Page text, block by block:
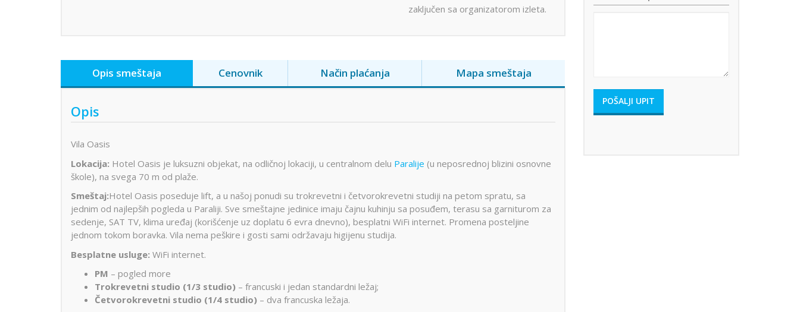
zaključen sa organizatorom izleta.
Opis smeštaja Cenovnik Način plaćanja Mapa smeštaja
Opis
Vila Oasis
Lokacija: Hotel Oasis je luksuzni objekat, na odličnoj lokaciji, u centralnom delu Paralije (u neposrednoj blizini osnovne
škole), na svega 70 m od plaže.
Smeštaj:Hotel Oasis poseduje lift, a u našoj ponudi su trokrevetni i četvorokrevetni studiji na petom spratu, sa
jednim od najlepših pogleda u Paraliji. Sve smeštajne jedinice imaju čajnu kuhinju sa posuđem, terasu sa garniturom za
sedenje, SAT TV, klima uređaj (korišćenje uz doplatu 6 evra dnevno), besplatni WiFi internet. Promena posteljine
jednom tokom boravka. Vila nema peškire i gosti sami održavaju higijenu studija.
Besplatne usluge: WiFi internet.
PM – pogled more
Trokrevetni studio (1/3 studio) – francuski i jedan standardni ležaj;
Četvorokrevetni studio (1/4 studio) – dva francuska ležaja.